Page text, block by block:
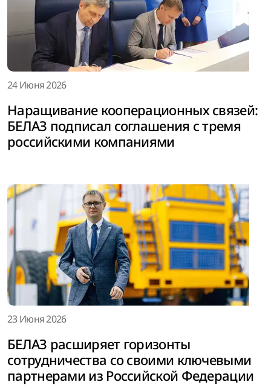
24 Июня 2026
Наращивание кооперационных связей:
БЕЛАЗ подписал соглашения с тремя
российскими компаниями
23 Июня 2026
БЕЛАЗ расширяет горизонты
сотрудничества со своими ключевыми
партнерами из Российской Федерации